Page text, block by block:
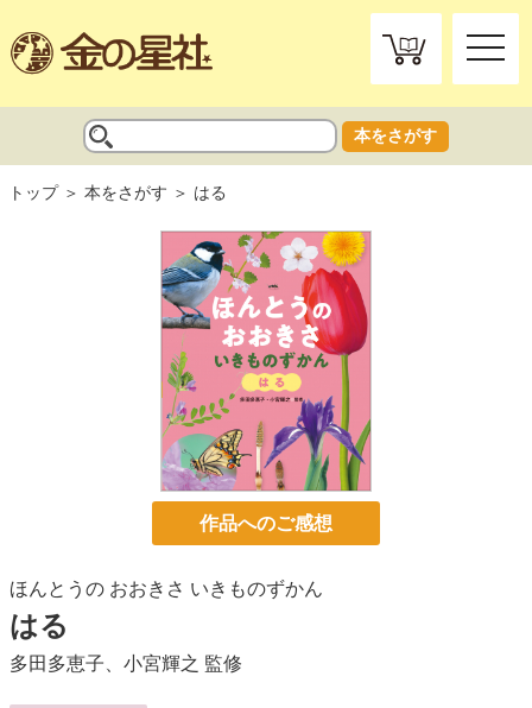
toggle
本をさがす
トップ 本をさがす はる
作品へのご感想
ほんとうの おおきさ いきものずかん
はる
多田多恵子 小宮輝之 監修